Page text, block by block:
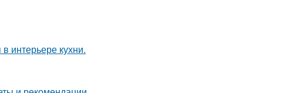
интерьере кухни.